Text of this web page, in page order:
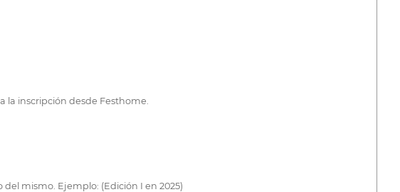
la inscripción desde Festhome.
mismo. Ejemplo: (Edición I en 2025)